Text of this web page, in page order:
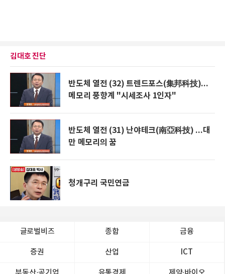
김대호 진단
반도체 열전 (32) 트렌드포스(集邦科技)...
메모리 풍향계 "시세조사 1인자"
반도체 열전 (31) 난야테크(南亞科技) ...대
만 메모리의 꿈
청개구리 국민연금
글로벌비즈 종합 금융
증권 산업 ICT